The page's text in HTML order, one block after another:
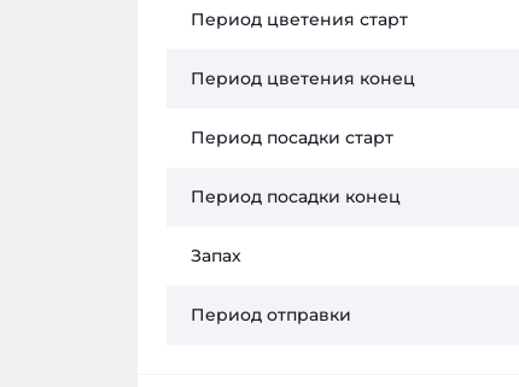
Период цветения старт
Период цветения конец
Период посадки старт
Период посадки конец
Запах
Период отправки